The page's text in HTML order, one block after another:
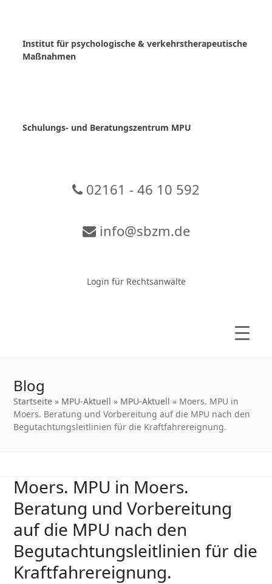
Institut für psychologische & verkehrstherapeutische
Maßnahmen
Schulungs- und Beratungszentrum MPU
02161 - 46 10 592
info@sbzm.de
Login für Rechtsanwälte
Blog
Startseite » MPU-Aktuell » MPU-Aktuell » Moers. MPU in
Moers. Beratung und Vorbereitung auf die MPU nach den
Begutachtungsleitlinien für die Kraftfahrereignung.
Moers. MPU in Moers.
Beratung und Vorbereitung
auf die MPU nach den
Begutachtungsleitlinien für die
Kraftfahrereignung.